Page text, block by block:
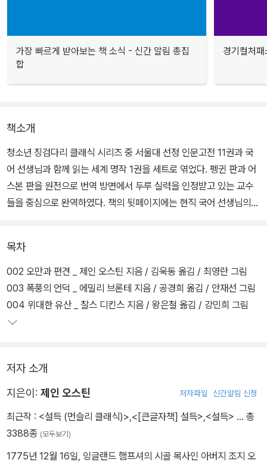
가장 빠르게 받아보는 책 소식 - 신간 알림 총집
합
경기컬처
책소개
청소년 징검다리 클래식 시리즈 중 서울대 선정 인문고전 11권과 국
어 선생님과 함께 읽는 세계 명작 1권을 세트로 엮었다. 펭귄 판과 어
스본 판을 원전으로 번역 방면에서 두루 실력을 인정받고 있는 교수
들을 중심으로 완역하였다. 책의 뒷페이지에는 현직 국어 선생님의
작가나 작품에 대한 친절한 해설은 물론, 현대를 살아가는 청소년들
이 백 년 이백 년 전의 세계 명작을 왜 지금 굳이 읽어야 하는지, 현재
적 시점에서 어떤 의미를 찾을 수 있는지 등등 다양한 접근을 시도하
였다. 아울러 재미있고 풍성한 정보 팁과 시각 자료를 함께 실었다.
목차
002 오만과 편견 _ 제인 오스틴 지음 / 김욱동 옮김 / 최영란 그림
003 폭풍의 언덕 _ 에밀리 브론테 지음 / 공경희 옮김 / 안재선 그림
004 위대한 유산 _ 찰스 디킨스 지음 / 왕은철 옮김 / 강민희 그림
저자 소개
지은이: 제인 오스틴 저자파일 신간알림 신청
최근작 : <설득 (먼슬리 클래식)>,<[큰글자책] 설득>,<설득> … 총
3388종 (모두보기)
1775년 12월 16일, 잉글랜드 햄프셔의 시골 목사인 아버지 조지 오